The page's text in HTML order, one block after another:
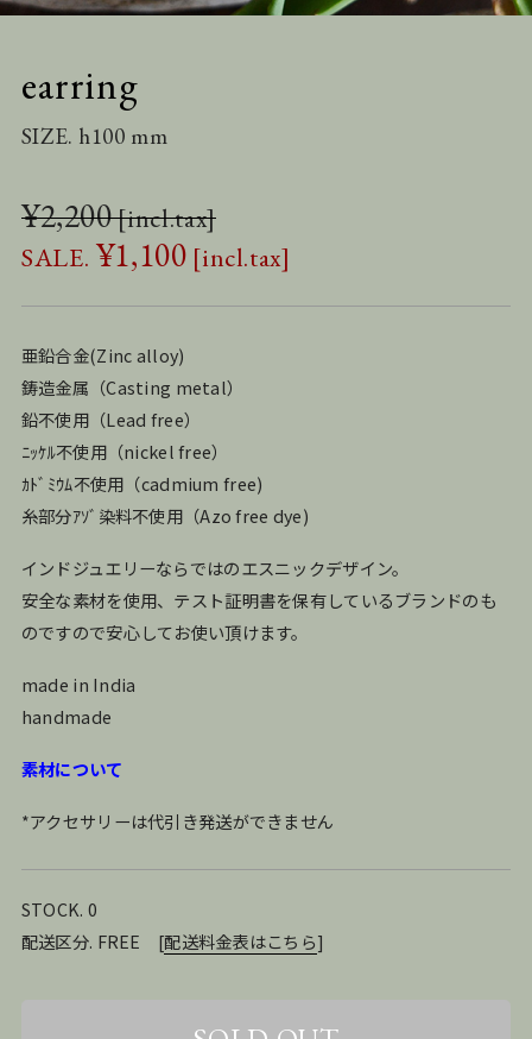
earring
SIZE. h100 mm
¥2,200
¥1,100
亜鉛合金(Zinc alloy)
鋳造金属（Casting metal）
鉛不使用（Lead free）
ﾆｯｹﾙ不使用（nickel free）
ｶﾄﾞﾐｳﾑ不使用（cadmium free)
糸部分ｱｿﾞ染料不使用（Azo free dye)
インドジュエリーならではのエスニックデザイン。
安全な素材を使用、テスト証明書を保有しているブランドのも
のですので安心してお使い頂けます。
made in India
handmade
素材について
*アクセサリーは代引き発送ができません
STOCK. 0
配送区分. FREE [配送料金表はこちら]